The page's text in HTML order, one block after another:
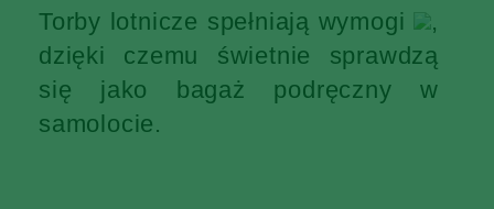
Torby lotnicze spełniają wymogi
,
dzięki czemu świetnie sprawdzą
się jako bagaż podręczny w
samolocie.